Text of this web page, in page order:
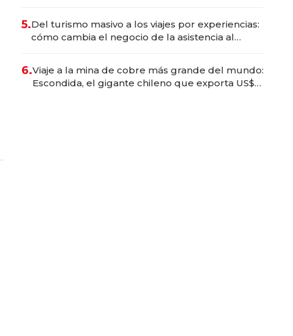
5.Del turismo masivo a los viajes por experiencias:
cómo cambia el negocio de la asistencia al
6.Viaje a la mina de cobre más grande del mundo:
Escondida, el gigante chileno que exporta US$